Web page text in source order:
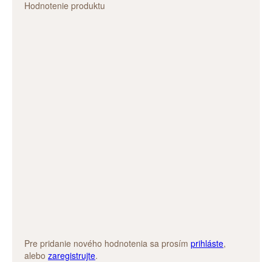
Hodnotenie produktu
Pre pridanie nového hodnotenia sa prosím prihláste,
alebo zaregistrujte.